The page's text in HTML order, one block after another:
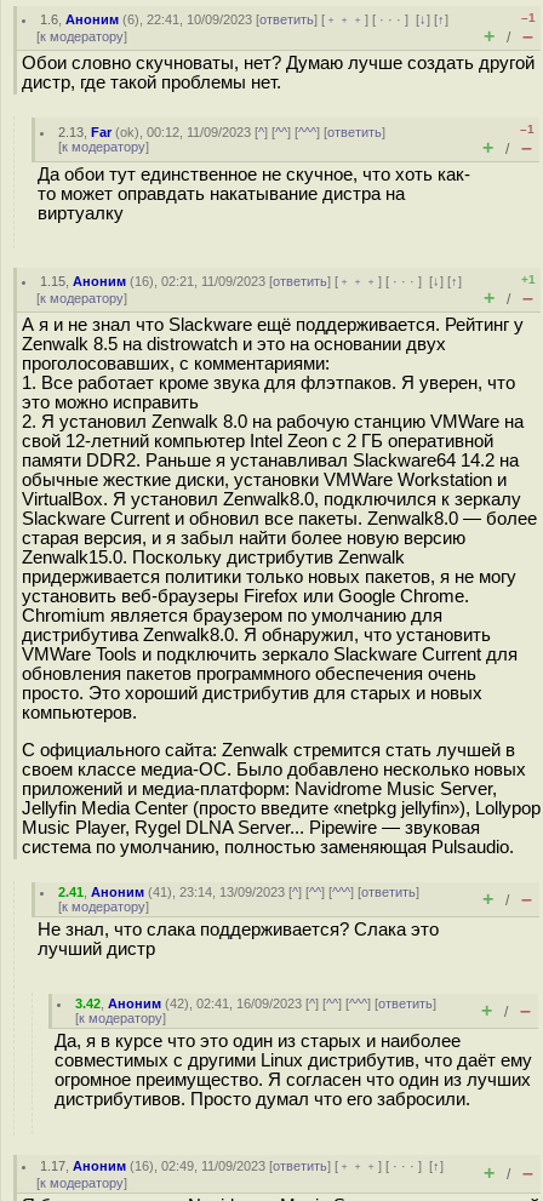
1.6 ,Аноним (6), 22:41, 10/09/2023 [ответить] [ ﹢﹢﹢] [ · · ·][↓] [↑]
[к модератору]
–1
+ / –
Обои словно скучноваты, нет? Думаю лучше создать другой
дистр, где такой проблемы нет.
2.13 ,Far(ok), 00:12, 11/09/2023 [^] [^^] [^^^] [ответить]
[к модератору]
–1
+ / –
Да обои тут единственное не скучное, что хоть как-
то может оправдать накатывание дистра на
виртуалку
1.15 ,Аноним (16), 02:21, 11/09/2023 [ответить] [ ﹢﹢﹢] [ · · ·][↓] [↑]
[к модератору]
+1
+ / –
А я и не знал что Slackware ещё поддерживается. Рейтинг у
Zenwalk 8.5 на distrowatch и это на основании двух
проголосовавших, с комментариями:
1. Все работает кроме звука для флэтпаков. Я уверен, что
это можно исправить
2. Я установил Zenwalk 8.0 на рабочую станцию VMWare на
свой 12-летний компьютер Intel Zeon с 2 ГБ оперативной
памяти DDR2. Раньше я устанавливал Slackware64 14.2 на
обычные жесткие диски, установки VMWare Workstation и
VirtualBox. Я установил Zenwalk8.0, подключился к зеркалу
Slackware Current и обновил все пакеты. Zenwalk8.0 — более
старая версия, и я забыл найти более новую версию
Zenwalk15.0. Поскольку дистрибутив Zenwalk
придерживается политики только новых пакетов, я не могу
установить веб-браузеры Firefox или Google Chrome.
Chromium является браузером по умолчанию для
дистрибутива Zenwalk8.0. Я обнаружил, что установить
VMWare Tools и подключить зеркало Slackware Current для
обновления пакетов программного обеспечения очень
просто. Это хороший дистрибутив для старых и новых
компьютеров.
С официального сайта: Zenwalk стремится стать лучшей в
своем классе медиа-ОС. Было добавлено несколько новых
приложений и медиа-платформ: Navidrome Music Server,
Jellyfin Media Center (просто введите «netpkg jellyfin»), Lollypop
Music Player, Rygel DLNA Server... Pipewire — звуковая
система по умолчанию, полностью заменяющая Pulsaudio.
2.41 ,Аноним (41), 23:14, 13/09/2023 [^] [^^] [^^^] [ответить]
[к модератору] + / –
Не знал, что слака поддерживается? Слака это
лучший дистр
3.42 ,Аноним (42), 02:41, 16/09/2023 [^] [^^] [^^^] [ответить]
[к модератору] + / –
Да, я в курсе что это один из старых и наиболее
совместимых с другими Linux дистрибутив, что даёт ему
огромное преимущество. Я согласен что один из лучших
дистрибутивов. Просто думал что его забросили.
1.17 ,Аноним (16), 02:49, 11/09/2023 [ответить] [ ﹢﹢﹢] [ · · ·][↑]
[к модератору] + / –